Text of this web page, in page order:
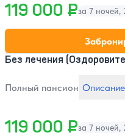
119 000 ₽за 7 ночей,
Без лечения
Полный пансион
119 000 ₽за 7 ночей,